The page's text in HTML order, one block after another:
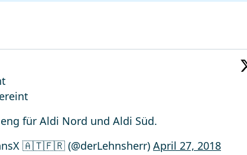
für Aldi Nord und Aldi Süd.
🇦🇹🇫🇷 (@derLehnsherr) April 27, 2018